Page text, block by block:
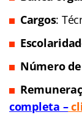
Cargos:
Número
completa –